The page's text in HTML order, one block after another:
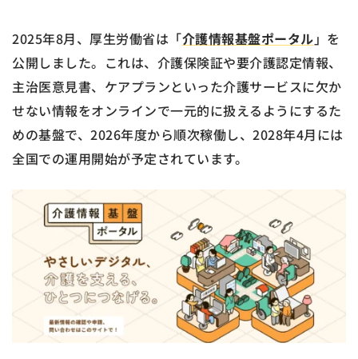
2025年8月、厚生労働省は「介護情報基盤ポータル 」を
公開しました。これは、介護保険証や要介護認定情報、
主治医意見書、ケアプランといった介護サービスに欠か
せない情報をオンラインで一元的に扱えるようにするた
めの基盤で、2026年度から順次稼働し、2028年4月には
全国での運用開始が予定されています。